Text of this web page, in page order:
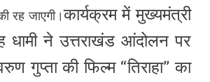
रह जाएगी।कार्यक्रम में मुख्यमंत्री
धामी ने उत्तराखंड आंदोलन पर
गुप्ता की फिल्म “तिराहा” का